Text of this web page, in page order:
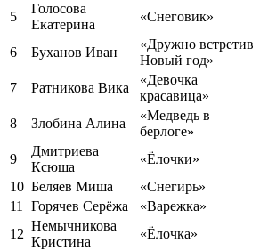
5
Голосова
Екатерина
«Снеговик»
6 Буханов Иван
«Дружно встретив
Новый год»
7 Ратникова Вика
«Девочка
красавица»
8 Злобина Алина
«Медведь в
берлоге»
9
Дмитриева
Ксюша
«Ёлочки»
10 Беляев Миша «Снегирь»
11
Горячев Серёжа «Варежка»
12
Немычникова
Кристина
«Ёлочка»